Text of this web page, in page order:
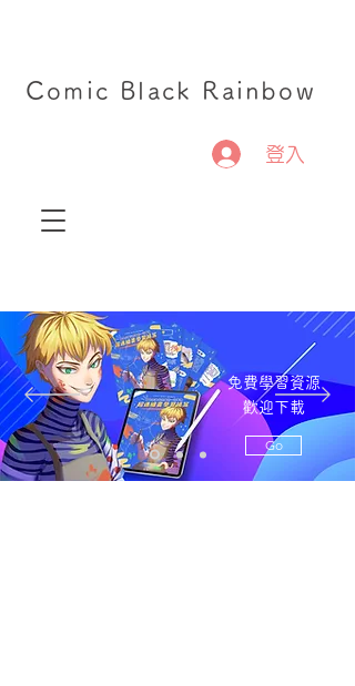
Comic Black Rainbow
登入
免費學習資源
歡迎下載
Go